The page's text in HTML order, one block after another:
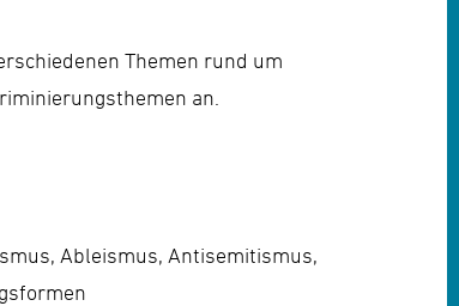
Themen rund um
an.
Ableismus, Antisemitismus,